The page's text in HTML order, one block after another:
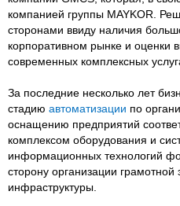
компанией группы MAYKOR.
сторонами ввиду наличия
корпоративном рынке и оценки
современных комплексных
За последние несколько лет
стадию автоматизации по
оснащению предприятий
комплексом оборудования и
информационных технологий
сторону организации
инфраструктуры.